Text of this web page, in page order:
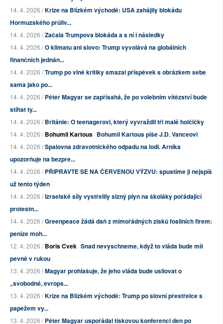
14. 4. 2026 /Krize na Blízkém východě: USA zahájily blokádu
Hormuzského průliv...
14. 4. 2026 /Začala Trumpova blokáda a s ní i následky
14. 4. 2026 /O klimatu ani slovo: Trump vyvolává na globálních
finančních jednán...
14. 4. 2026 /Trump po vlně kritiky smazal příspěvek s obrázkem sebe
sama jako po...
14. 4. 2026 /Péter Magyar se zapřísahá, že po volebním vítězství bude
stíhat ty...
14. 4. 2026 /Británie: O teenagerovi, který vyvraždil tři malé holčičky
14. 4. 2026 /Bohumil Kartous Bohumil Kartous píše J.D. Vanceovi
14. 4. 2026 /Spalovna zdravotnického odpadu na lodi. Arnika
upozorňuje na bezpre...
14. 4. 2026 /PŘIPRAVTE SE NA ČERVENOU VÝZVU: spustíme ji nejspíš
už tento týden
14. 4. 2026 /Izraelské síly vystřelily slzný plyn na školáky pořádající
protestn...
14. 4. 2026 /Greenpeace žádá daň z mimořádných zisků fosilních firem:
peníze moh...
12. 4. 2026 /Boris Cvek Snad nevyschneme, když to vláda bude mít
pevně v rukou
13. 4. 2026 /Magyar prohlašuje, že jeho vláda bude usilovat o
„svobodné, evrops...
13. 4. 2026 /Krize na Blízkém východě: Trump po slovní přestřelce s
papežem vy...
13. 4. 2026 /Péter Magyar uspořádal tiskovou konferenci den po